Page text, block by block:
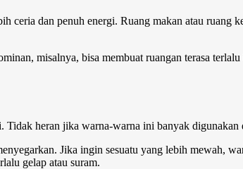
ceria dan penuh energi. Ruang makan atau ruang
misalnya, bisa membuat ruangan terasa
heran jika warna-warna ini banyak
Jika ingin sesuatu yang lebih mewah,
gelap atau suram.